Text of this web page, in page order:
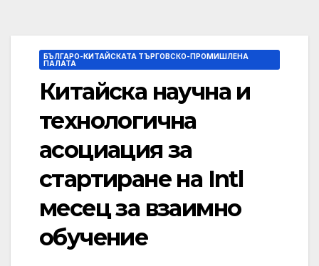
БЪЛГАРО-КИТАЙСКАТА ТЪРГОВСКО-ПРОМИШЛЕНА
ПАЛАТА
Китайска научна и
технологична
асоциация за
стартиране на Intl
месец за взаимно
обучение